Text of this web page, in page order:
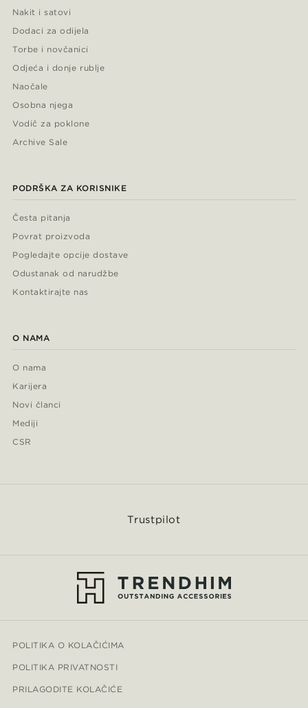
Nakit i satovi
Dodaci za odijela
Torbe i novčanici
Odjeća i donje rublje
Naočale
Osobna njega
Vodič za poklone
Archive Sale
PODRŠKA ZA KORISNIKE
Česta pitanja
Povrat proizvoda
Pogledajte opcije dostave
Odustanak od narudžbe
Kontaktirajte nas
O NAMA
O nama
Karijera
Novi članci
Mediji
CSR
Trustpilot
POLITIKA O KOLAČIĆIMA
POLITIKA PRIVATNOSTI
PRILAGODITE KOLAČIĆE